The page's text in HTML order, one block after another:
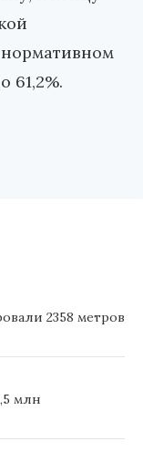
61,2%.
2358 метров
млн